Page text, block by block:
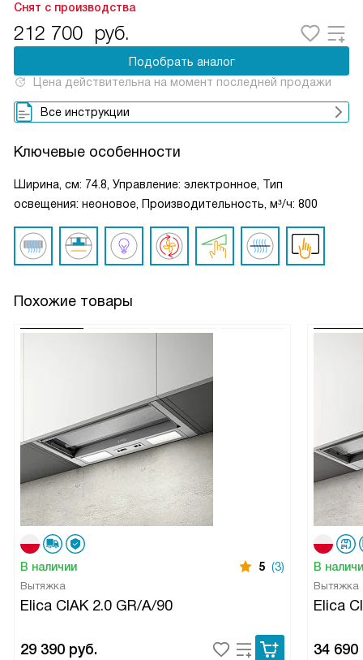
Снят с производства
212 700 руб.
Подобрать аналог
Цена действительна на момент последней продажи
Все инструкции
Ключевые особенности
Ширина, см: 74.8, Управление: электронное, Тип
освещения: неоновое, Производительность, м³/ч: 800
Похожие товары
В наличии 5 (3)
Вытяжка
Elica CIAK 2.0 GR/A/90
29 390 руб.
В
Вытяжка
Elica
34 690